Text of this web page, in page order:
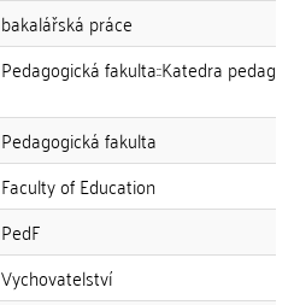
bakalářská práce
Pedagogická fakulta::Katedra
Pedagogická fakulta
Faculty of Education
PedF
Vychovatelství